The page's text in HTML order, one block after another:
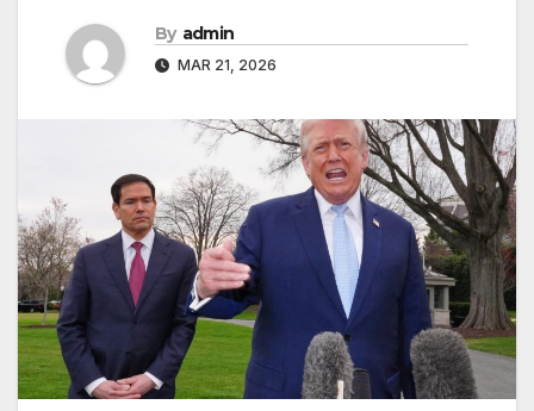
By admin
MAR 21, 2026